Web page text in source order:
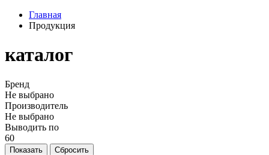
Главная
Продукция
каталог
Бренд
Не выбрано
Производитель
Не выбрано
Выводить по
60